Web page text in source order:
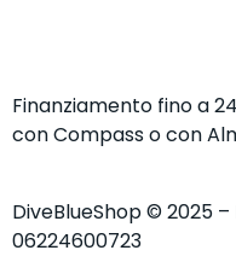
Finanziamento fino a
con Compass o con
DiveBlueShop © 2025 –
06224600723